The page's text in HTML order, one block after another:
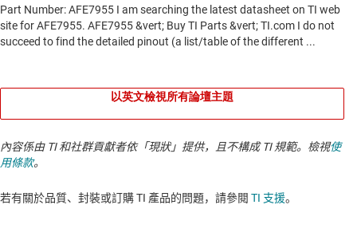
以英文檢視所有論壇主題
內容係由 TI 和社群貢獻者依「現狀」提供，且不構成 TI 規範。檢視使
用條款。
若有關於品質、封裝或訂購 TI 產品的問題，請參閱 TI 支援。​​​​​​​​​​​​​​